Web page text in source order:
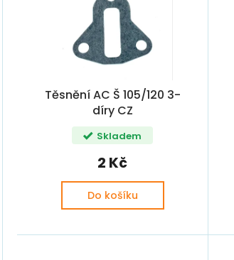
Těsnění AC Š 105/120 3-
díry CZ
Skladem
2 Kč
Do košíku